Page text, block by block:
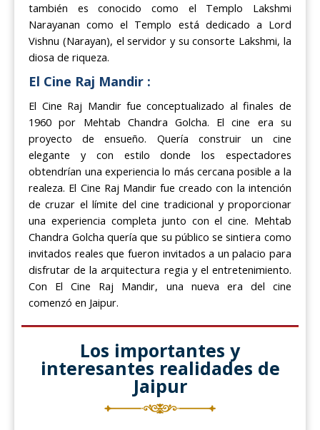
también es conocido como el Templo Lakshmi
Narayanan como el Templo está dedicado a Lord
Vishnu (Narayan), el servidor y su consorte Lakshmi, la
diosa de riqueza.
El Cine Raj Mandir :
El Cine Raj Mandir fue conceptualizado al finales de
1960 por Mehtab Chandra Golcha. El cine era su
proyecto de ensueño. Quería construir un cine
elegante y con estilo donde los espectadores
obtendrían una experiencia lo más cercana posible a la
realeza. El Cine Raj Mandir fue creado con la intención
de cruzar el límite del cine tradicional y proporcionar
una experiencia completa junto con el cine. Mehtab
Chandra Golcha quería que su público se sintiera como
invitados reales que fueron invitados a un palacio para
disfrutar de la arquitectura regia y el entretenimiento.
Con El Cine Raj Mandir, una nueva era del cine
comenzó en Jaipur.
Los importantes y
interesantes realidades de
Jaipur